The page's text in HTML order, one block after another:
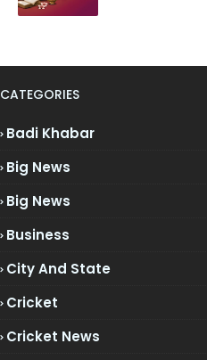
CATEGORIES
Badi Khabar
Big News
Big News
Business
City And State
Cricket
Cricket News